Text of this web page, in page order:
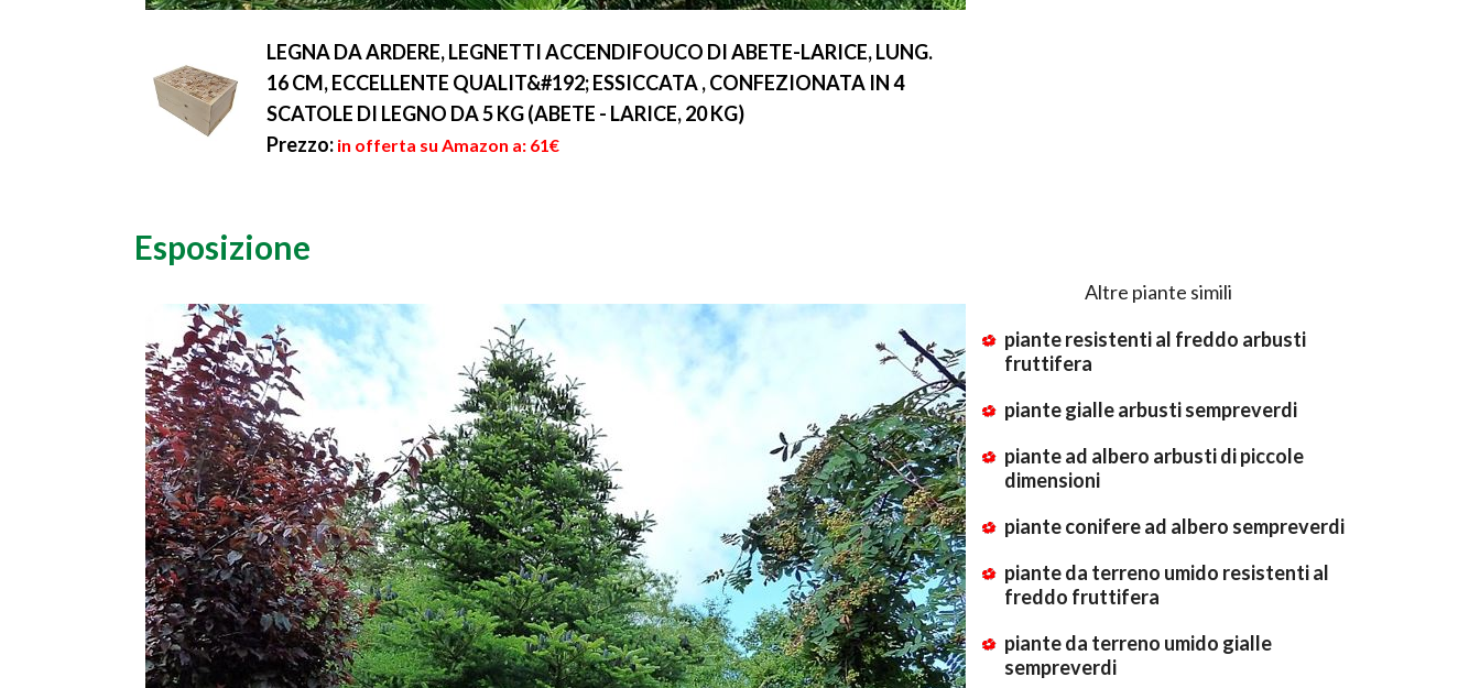
LEGNA DA ARDERE, LEGNETTI ACCENDIFOUCO DI ABETE-LARICE, LUNG.
16 CM, ECCELLENTE QUALIT&#192; ESSICCATA , CONFEZIONATA IN 4
SCATOLE DI LEGNO DA 5 KG (ABETE - LARICE, 20 KG)
Prezzo: in offerta su Amazon a: 61€
Esposizione
Altre piante simili
piante resistenti al freddo arbusti
fruttifera
piante gialle arbusti sempreverdi
piante ad albero arbusti di piccole
dimensioni
piante conifere ad albero sempreverdi
piante da terreno umido resistenti al
freddo fruttifera
piante da terreno umido gialle
sempreverdi